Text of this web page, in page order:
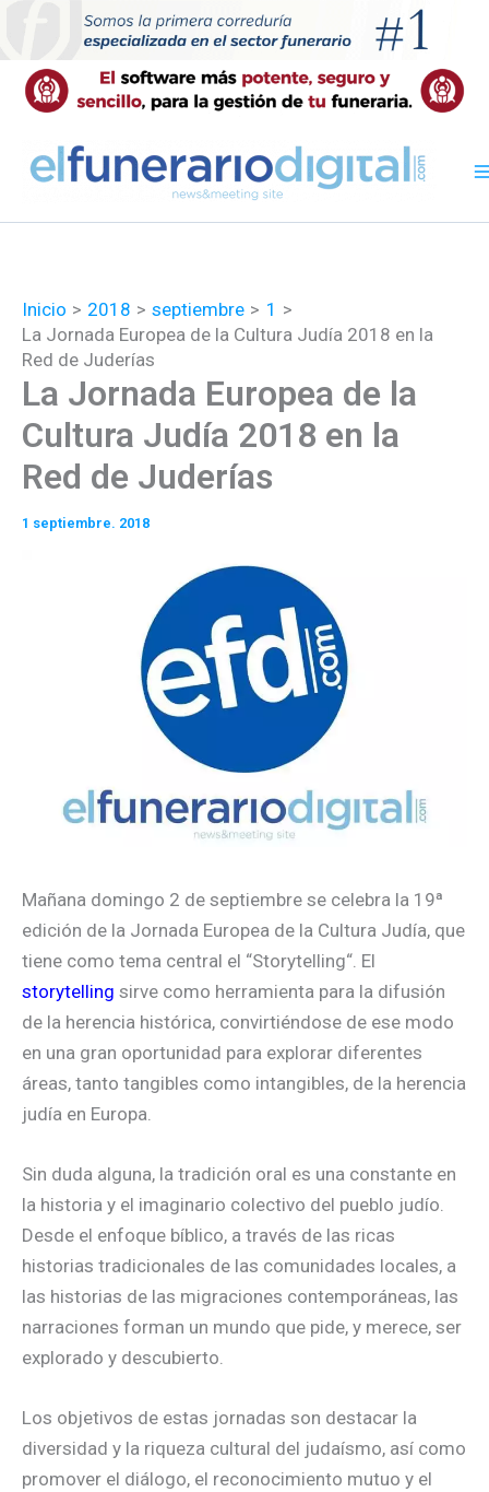
contenido
Inicio 2018 septiembre
1
La Jornada Europea de la Cultura Judía 2018 en la
Red de Juderías
La Jornada Europea de la
Cultura Judía 2018 en la
Red de Juderías
1 septiembre. 2018
Mañana domingo 2 de septiembre se celebra la 19ª
edición de la Jornada Europea de la Cultura Judía, que
tiene como tema central el “Storytelling“. El
storytelling sirve como herramienta para la difusión
de la herencia histórica, convirtiéndose de ese modo
en una gran oportunidad para explorar diferentes
áreas, tanto tangibles como intangibles, de la herencia
judía en Europa.
Sin duda alguna, la tradición oral es una constante en
la historia y el imaginario colectivo del pueblo judío.
Desde el enfoque bíblico, a través de las ricas
historias tradicionales de las comunidades locales, a
las historias de las migraciones contemporáneas, las
narraciones forman un mundo que pide, y merece, ser
explorado y descubierto.
Los objetivos de estas jornadas son destacar la
diversidad y la riqueza cultural del judaísmo, así como
promover el diálogo, el reconocimiento mutuo y el